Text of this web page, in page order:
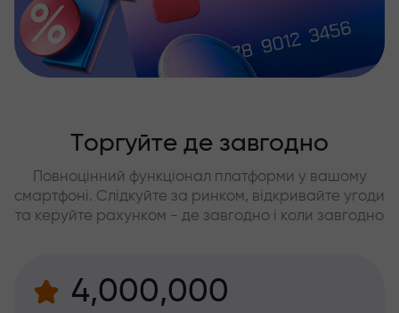
Торгуйте де завгодно
Повноцінний функціонал платформи у вашому
смартфоні. Слідкуйте за ринком, відкривайте угоди
та керуйте рахунком - де завгодно і коли завгодно
4,000,000